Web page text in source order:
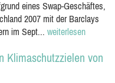
eines Swap-Geschäftes,
2007 mit der Barclays
im Sept... weiterlesen
Klimaschutzzielen von